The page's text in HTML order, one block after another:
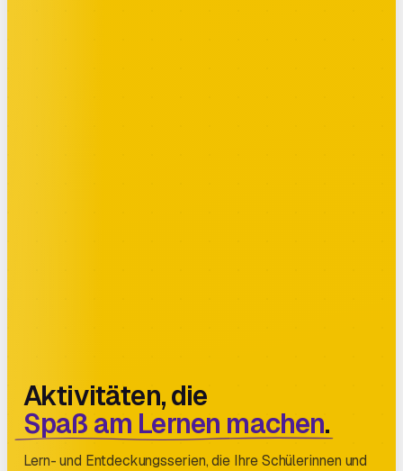
Aktivitäten, die
Spaß am Lernen machen.
Lern- und Entdeckungsserien, die Ihre Schülerinnen und